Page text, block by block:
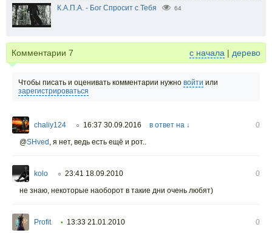
К.А.П.А. - Бог Спросит с Тебя 64
Комментарии 7 с начала | дерево
Чтобы писать и оценивать комментарии нужно войти или
зарегистрироваться
chaliy124 ○ 16:37 30.09.2016 в ответ на ↓
0
@SHved , я нет, ведь есть ещё и рот..
kolo ○ 23:41 18.09.2010
0
не знаю, некоторые наоборот в такие дни очень любят)
Profit • 13:33 21.01.2010
0